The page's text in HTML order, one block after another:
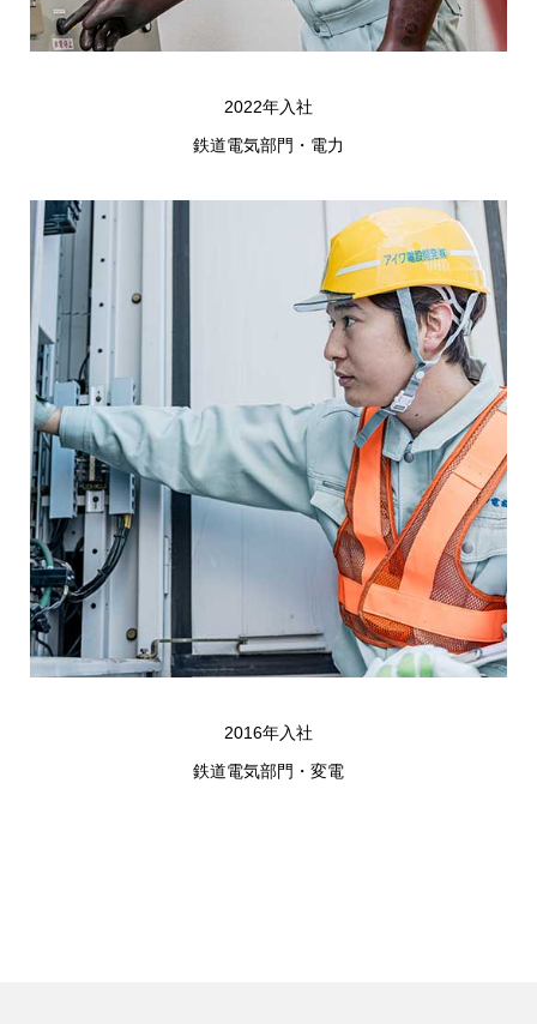
2022年入社
鉄道電気部門・電力
2016年入社
鉄道電気部門・変電